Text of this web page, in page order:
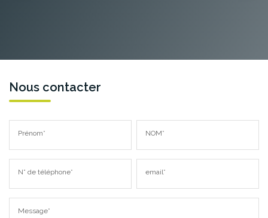
Nous contacter
Prénom* NOM*
N° de téléphone* email*
Message*